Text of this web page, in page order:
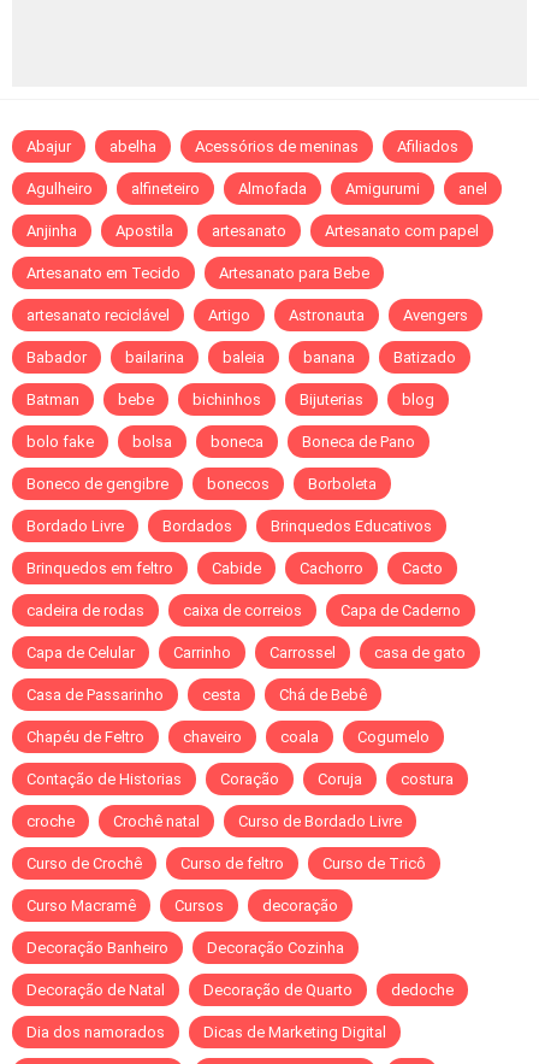
Abajur abelha Acessórios de meninas Afiliados
Agulheiro alfineteiro Almofada Amigurumi anel
Anjinha Apostila artesanato Artesanato com papel
Artesanato em Tecido Artesanato para Bebe
artesanato reciclável Artigo Astronauta Avengers
Babador bailarina baleia banana Batizado
Batman bebe bichinhos Bijuterias blog
bolo fake bolsa boneca Boneca de Pano
Boneco de gengibre bonecos Borboleta
Bordado Livre Bordados Brinquedos Educativos
Brinquedos em feltro Cabide Cachorro Cacto
cadeira de rodas caixa de correios Capa de Caderno
Capa de Celular Carrinho Carrossel casa de gato
Casa de Passarinho cesta Chá de Bebê
Chapéu de Feltro chaveiro coala Cogumelo
Contação de Historias Coração Coruja costura
croche Crochê natal Curso de Bordado Livre
Curso de Crochê Curso de feltro Curso de Tricô
Curso Macramê Cursos decoração
Decoração Banheiro Decoração Cozinha
Decoração de Natal Decoração de Quarto dedoche
Dia dos namorados Dicas de Marketing Digital